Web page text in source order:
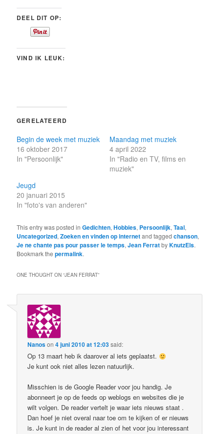
DEEL DIT OP:
VIND IK LEUK:
GERELATEERD
Begin de week met muziek
16 oktober 2017
In "Persoonlijk"
Maandag met muziek
4 april 2022
In "Radio en TV, films en
muziek"
Jeugd
20 januari 2015
In "foto's van anderen"
This entry was posted inGedichten,Hobbies, Persoonlijk,Taal,
Uncategorized,Zoeken en vinden op internetand taggedchanson,
Je ne chante pas pour passer le temps,Jean FerratbyKnutzEls.
Bookmark thepermalink.
ONE THOUGHT ON “JEAN FERRAT”
Nanoson4 juni 2010 at 12:03said:
Op 13 maart heb ik daarover al iets geplaatst.
Je kunt ook niet alles lezen natuurlijk.
Misschien is de Google Reader voor jou handig. Je
abonneert je op de feeds op weblogs en websites die je
wilt volgen. De reader vertelt je waar iets nieuws staat .
Dan hoef je niet overal naar toe om te kijken of er nieuws
is. Je kunt in de reader al zien of het voor jou interessant